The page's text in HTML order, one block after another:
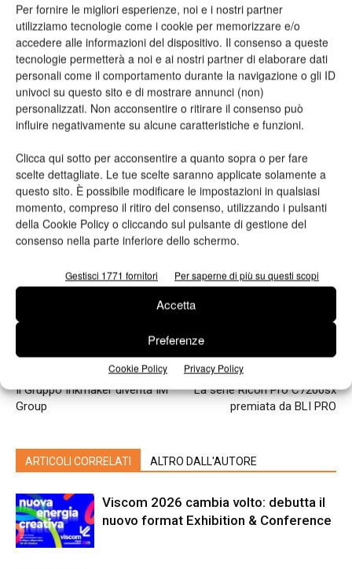
Per fornire le migliori esperienze, noi e i nostri partner
utilizziamo tecnologie come i cookie per memorizzare e/o
accedere alle informazioni del dispositivo. Il consenso a queste
tecnologie permetterà a noi e ai nostri partner di elaborare dati
personali come il comportamento durante la navigazione o gli ID
univoci su questo sito e di mostrare annunci (non)
personalizzati. Non acconsentire o ritirare il consenso può
influire negativamente su alcune caratteristiche e funzioni.
Clicca qui sotto per acconsentire a quanto sopra o per fare
scelte dettagliate. Le tue scelte saranno applicate solamente a
questo sito. È possibile modificare le impostazioni in qualsiasi
momento, compreso il ritiro del consenso, utilizzando i pulsanti
della Cookie Policy o cliccando sul pulsante di gestione del
consenso nella parte inferiore dello schermo.
Gestisci 1771 fornitori Per saperne di più su questi scopi
Accetta
Preferenze
Cookie Policy Privacy Policy
accadere il cambiamento più velocemente mobilitando la sua
grande comunità e influenzando le decisioni dei suoi clienti,
molti dei quali sono marchi globali. E per di più, l’azienda
ispirerà anche molte altre imprese e designer in tutto il mondo”.
L’annuncio di oggi si basa sul continuo impegno dell’azienda a
mettere la sostenibilità al primo posto, continuando a
sviluppare soluzioni di imballaggio innovative che garantiscono
il 100% di riciclabilità o riutilizzo, offrendo un’alternativa alla
plastica convenzionale.
Il Gruppo Inkmaker diventa IM
Group
La serie Ricoh Pro C7200sx
premiata da BLI PRO
ARTICOLI CORRELATI ALTRO DALL'AUTORE
Viscom 2026 cambia volto: debutta il
nuovo format Exhibition & Conference